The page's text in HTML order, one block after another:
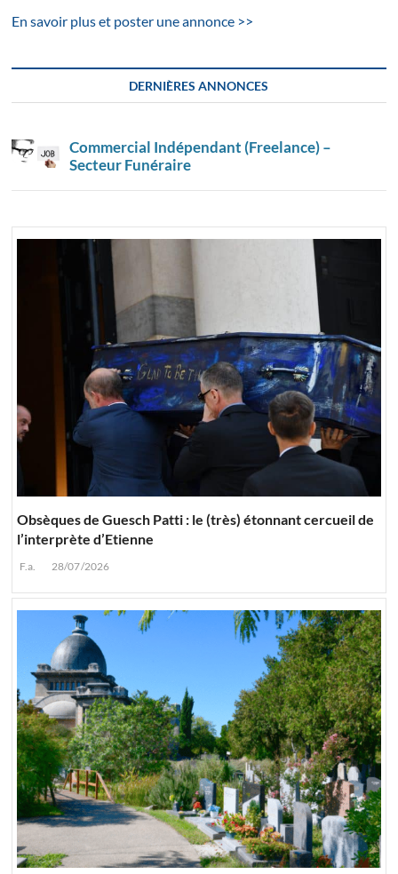
En savoir plus et poster une annonce >>
DERNIÈRES ANNONCES
Commercial Indépendant (Freelance) –
Secteur Funéraire
Obsèques de Guesch Patti : le (très) étonnant cercueil de
l’interprète d’Etienne
F.a. 28/07/2026